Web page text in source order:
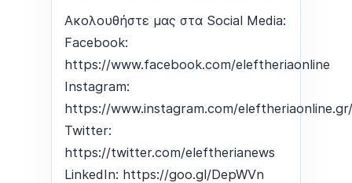
Ακολουθήστε μας στα Social Media:
Facebook:
https://www.facebook.com/eleftheriaonline
Instagram:
https://www.instagram.com/eleftheriaonline.gr/
Twitter:
https://twitter.com/eleftherianews
LinkedIn: https://goo.gl/DepWVn